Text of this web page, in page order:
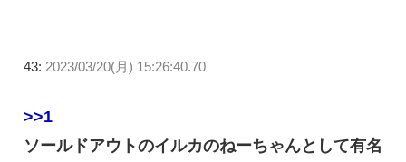
43: 2023/03/20(月) 15:26:40.70
>>1
ソールドアウトのイルカのねーちゃんとして有名